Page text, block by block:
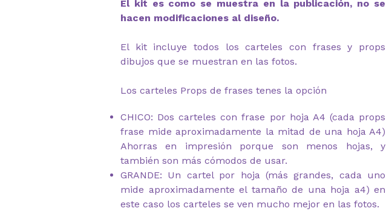
El kit es como se muestra en la publicación, no se
hacen modificaciones al diseño.
El kit incluye todos los carteles con frases y props
dibujos que se muestran en las fotos.
Los carteles Props de frases tenes la opción
CHICO: Dos carteles con frase por hoja A4 (cada props
frase mide aproximadamente la mitad de una hoja A4)
Ahorras en impresión porque son menos hojas, y
también son más cómodos de usar.
GRANDE: Un cartel por hoja (más grandes, cada uno
mide aproximadamente el tamaño de una hoja a4) en
este caso los carteles se ven mucho mejor en las fotos.